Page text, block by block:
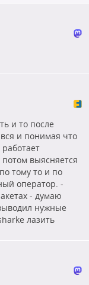
и то после
и понимая что
выясняется
тому то и по
оператор. -
- думаю
нужные
лазить